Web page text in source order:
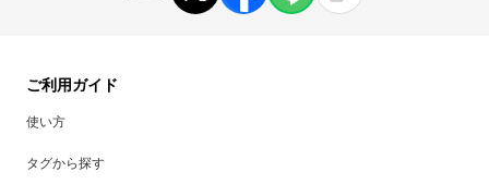
ご利用ガイド
使い方
タグから探す